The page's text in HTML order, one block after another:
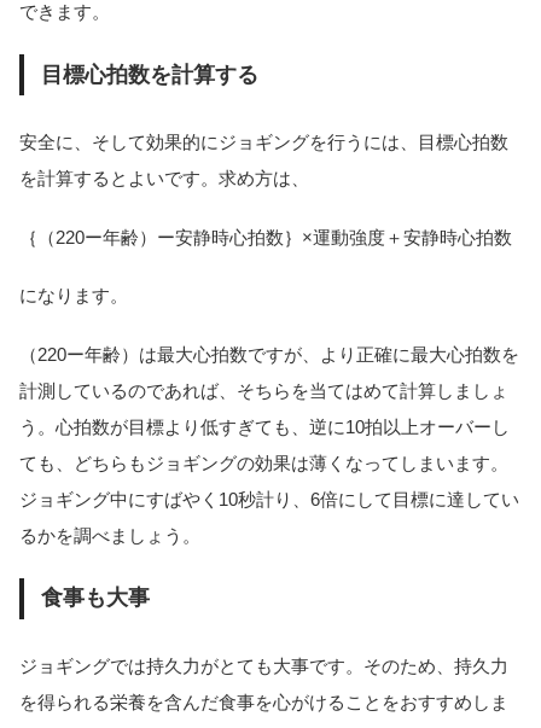
できます。
目標心拍数を計算する
安全に、そして効果的にジョギングを行うには、目標心拍数
を計算するとよいです。求め方は、
｛（220ー年齢）ー安静時心拍数｝×運動強度＋安静時心拍数
になります。
（220ー年齢）は最大心拍数ですが、より正確に最大心拍数を
計測しているのであれば、そちらを当てはめて計算しましょ
う。心拍数が目標より低すぎても、逆に10拍以上オーバーし
ても、どちらもジョギングの効果は薄くなってしまいます。
ジョギング中にすばやく10秒計り、6倍にして目標に達してい
るかを調べましょう。
食事も大事
ジョギングでは持久力がとても大事です。そのため、持久力
を得られる栄養を含んだ食事を心がけることをおすすめしま